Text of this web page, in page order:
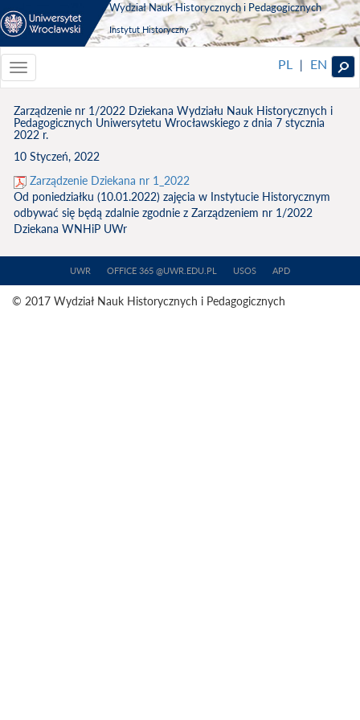
Wydział Nauk Historycznych i Pedagogicznych
Instytut Historyczny
Toggle
navigationToggle
PL | EN
Zarządzenie nr 1/2022 Dziekana Wydziału Nauk Historycznych i
Pedagogicznych Uniwersytetu Wrocławskiego z dnia 7 stycznia
2022 r.
10 Styczeń, 2022
Zarządzenie Dziekana nr 1_2022
Od poniedziałku (10.01.2022) zajęcia w Instytucie Historycznym
odbywać się będą zdalnie zgodnie z Zarządzeniem nr 1/2022
Dziekana WNHiP UWr
UWR OFFICE 365 @UWR.EDU.PL USOS APD
© 2017 Wydział Nauk Historycznych i Pedagogicznych